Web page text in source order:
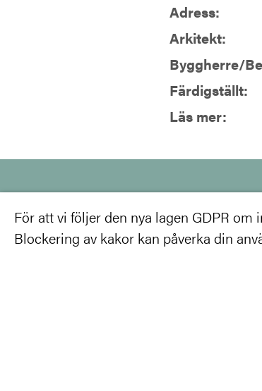
Adress:
Arkitekt:
Byggherre/
Färdigställt:
Läs mer:
Har du frågor
För att vi följer den nya lagen GDPR
Blockering av kakor kan påverka din